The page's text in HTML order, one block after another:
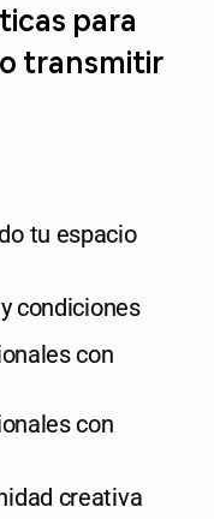
para
transmitir
tu espacio
condiciones
con
con
creativa